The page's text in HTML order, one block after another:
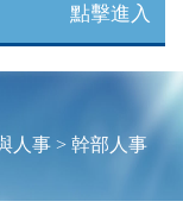
點擊進入
人事> 幹部人事